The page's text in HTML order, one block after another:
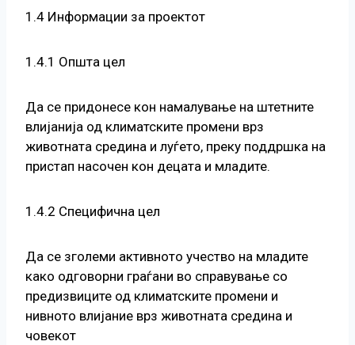
1.4 Информации за проектот
1.4.1 Општа цел
Да се придонесе кон намалување на штетните
влијанија од климатските промени врз
животната средина и луѓето, преку поддршка на
пристап насочен кон децата и младите.
1.4.2 Специфична цел
Да се зголеми активното учество на младите
како одговорни граѓани во справување со
предизвиците од климатските промени и
нивното влијание врз животната средина и
човекот